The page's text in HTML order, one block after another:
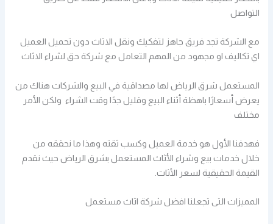
التواصل
مع الشركة تجد فريق جاهز لتفكيك ونقل الاثاث دون تحميل العميل
اي تكاليف او مجهود من المهم التعامل مع شركة حق لشراء الاثاث
المستعمل شرق الرياض لها مصداقية في البيع والشركات هناك من
يعرض أسعارًا باهظة أثناء البيع وقليل جدًا وقت الشراء ولكن الأمر
مختلف
فهدفنا الأول هو خدمة العميل وكسب ثقته وهذا ما نحققه من
خلال خدمات بيع وشراء الأثاث المستعمل بشرق الرياض حيث نقدم
القيمة الحقيقية لسعر الأثاث.
المميزات التى تجعلنا افضل شركة اثاث مستعمل